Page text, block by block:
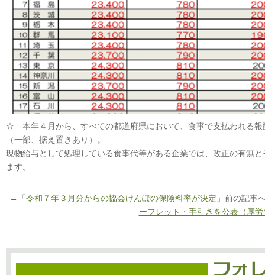
☆ 本年４月から、すべての都道府県において、食事で支払われる報
（一部、据え置きあり）。
現物給与として処理している食事代等がある企業では、改正の有無
ます。
←「 令和７年３月分からの協会けんぽの保険料率が決定 」前の記
ーフレット・手引きを公表（厚労